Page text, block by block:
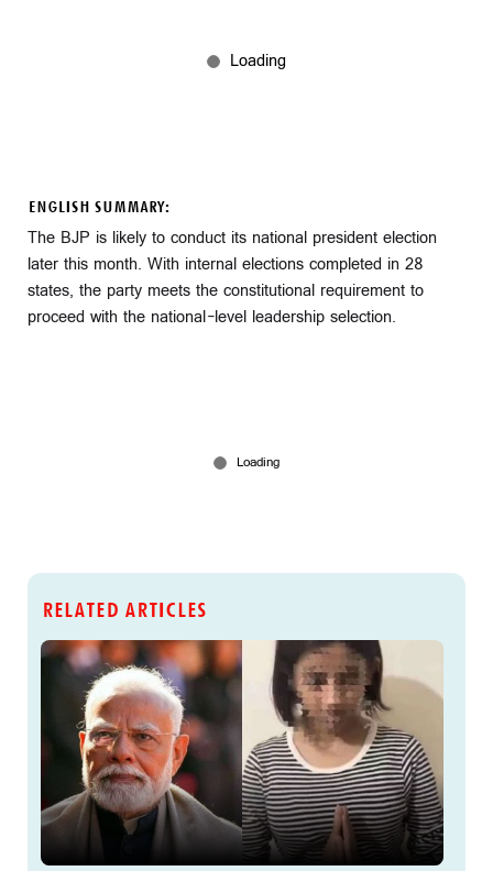
ENGLISH SUMMARY:
The BJP is likely to conduct its national president election
later this month. With internal elections completed in 28
states, the party meets the constitutional requirement to
proceed with the national-level leadership selection.
RELATED ARTICLES